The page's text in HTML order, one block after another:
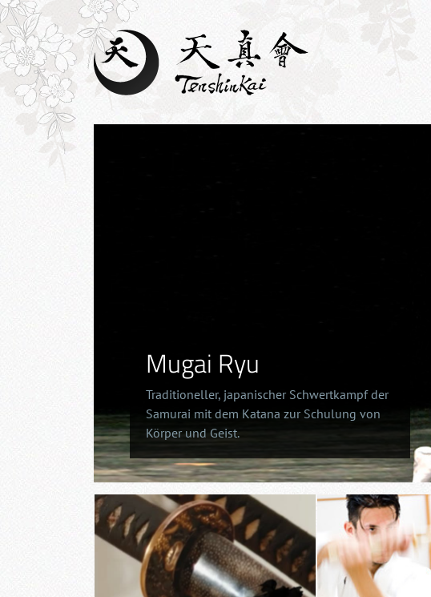
Mugai Ryu
Traditioneller, japanischer Schwertkampf der
Samurai mit dem Katana zur Schulung von
Körper und Geist.